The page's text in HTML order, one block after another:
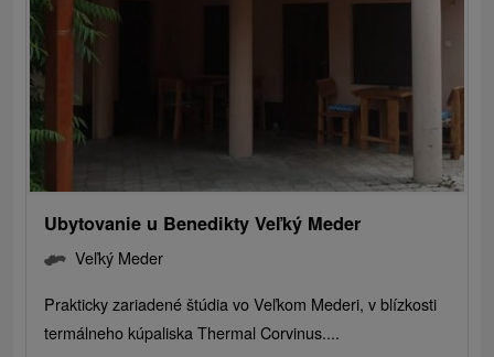
Ubytovanie u Benedikty Veľký Meder
Veľký Meder
Prakticky zariadené štúdia vo Veľkom Mederi, v blízkosti
termálneho kúpaliska Thermal Corvinus....